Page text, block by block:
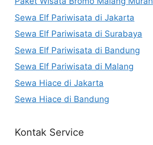
Sewa Elf Pariwisata di Jakarta
Sewa Elf Pariwisata di Surabaya
Sewa Elf Pariwisata di Bandung
Sewa Elf Pariwisata di Malang
Sewa Hiace di Jakarta
Sewa Hiace di Bandung
Kontak Service